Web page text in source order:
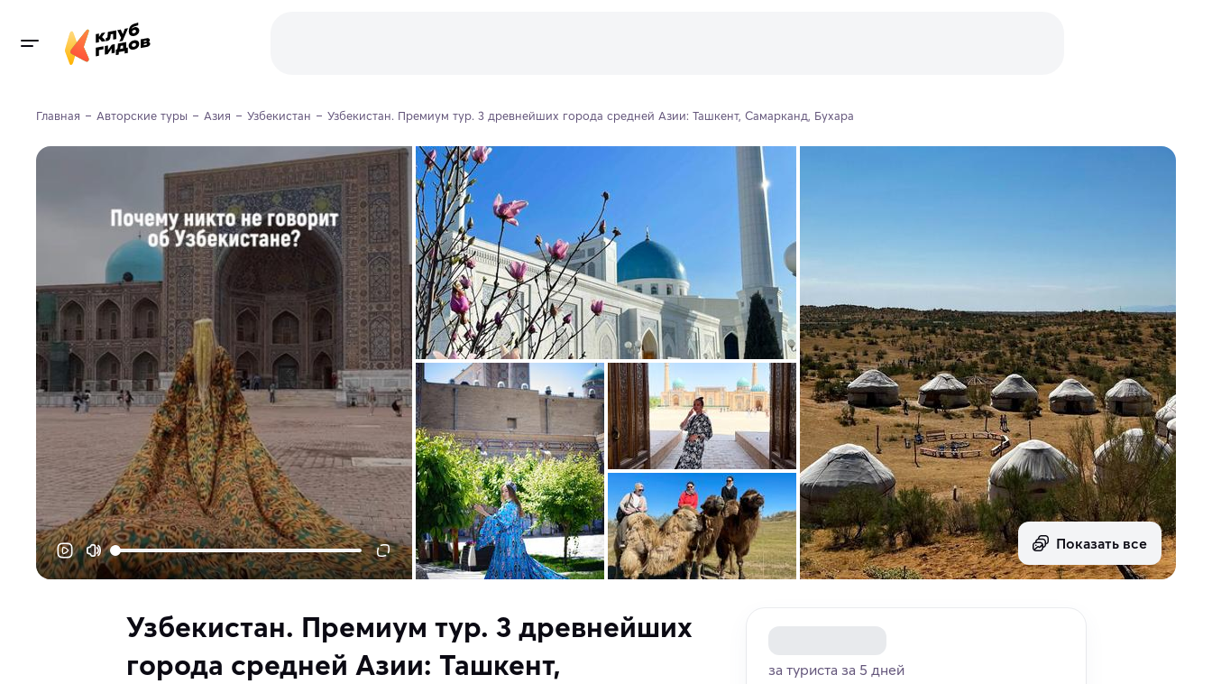
Главная Авторские туры Азия Узбекистан Узбекистан. Премиум тур. 3 древнейших города средней Азии: Ташкент, Самарканд, Бухара
Показать все
Узбекистан. Премиум тур. 3 древнейших
города средней Азии: Ташкент,
за туриста за 5 дней